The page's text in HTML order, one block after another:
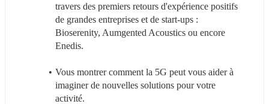
travers des premiers retours d'expérience positifs
de grandes entreprises et de start-ups :
Bioserenity, Aumgented Acoustics ou encore
Enedis.
Vous montrer comment la 5G peut vous aider à
imaginer de nouvelles solutions pour votre
activité.